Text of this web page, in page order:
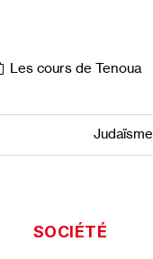
Les cours de Tenoua
Judaïsme
SOCIÉTÉ